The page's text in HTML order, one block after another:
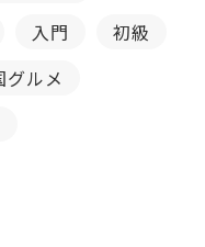
入門
初級
グルメ